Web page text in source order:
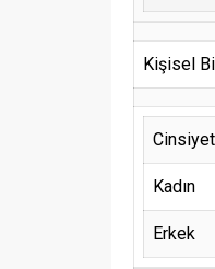
Kişisel
Cinsiyet
Kadın
Erkek